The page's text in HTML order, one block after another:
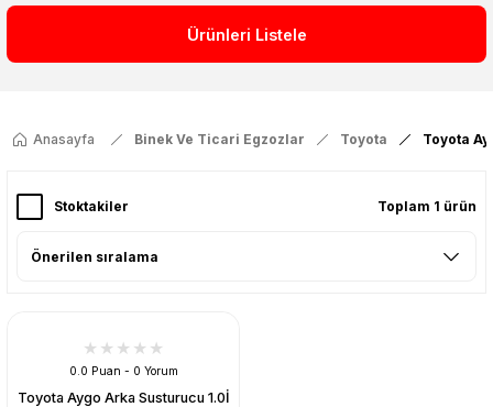
Ürünleri Listele
Anasayfa Binek Ve Ticari Egzozlar Toyota Toyota
Stoktakiler Toplam 1 ürün
0.0 Puan - 0 Yorum
Toyota Aygo Arka Susturucu 1.0İ